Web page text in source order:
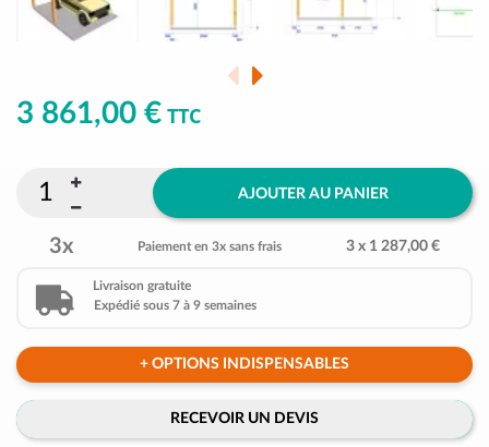
3 861,00 € TTC
AJOUTER AU PANIER
3x Paiement en 3x sans frais 3 x 1 287,00 €
Livraison gratuite
Expédié sous 7 à 9 semaines
+ OPTIONS INDISPENSABLES
RECEVOIR UN DEVIS